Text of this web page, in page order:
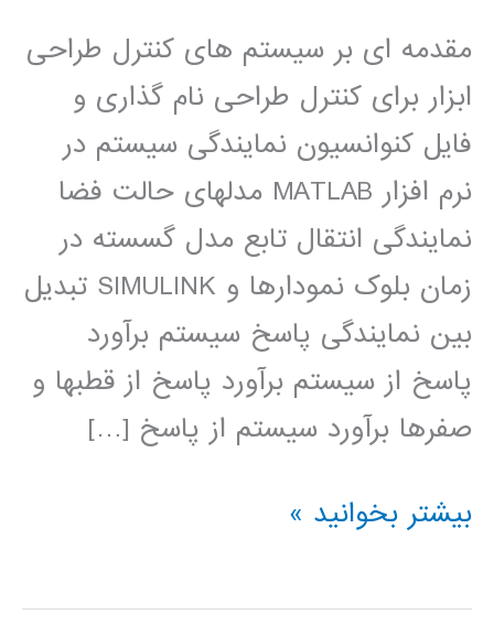
مقدمه ای بر سیستم های کنترل طراحی
ابزار برای کنترل طراحی نام گذاری و
فایل کنوانسیون نمایندگی سیستم در
نرم افزار MATLAB مدلهای حالت فضا
نمایندگی انتقال تابع مدل گسسته در
زمان بلوک نمودارها و SIMULINK تبدیل
بین نمایندگی پاسخ سیستم برآورد
پاسخ از سیستم برآورد پاسخ از قطبها و
صفرها برآورد سیستم از پاسخ […]
سیستم
کنترل
بیشتر بخوانید »